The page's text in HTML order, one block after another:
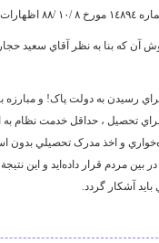
مي‌شود.
آن که بنا به نظر آقاي سعيد
رسيدن به دولت پاک! و مبارزه
تحصيل ، حداقل خدمت نظام
و اخذ مدرک تحصيلي
در بين مردم قرار داده‌ايد و اين
آشکار گردد.